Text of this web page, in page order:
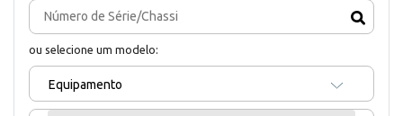
ou selecione um modelo:
Equipamento